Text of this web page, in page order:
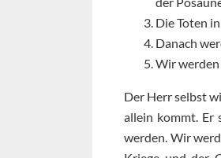
Die Toten
Danach
Wir werden
Der Herr selbst
allein kommt. Er
werden. Wir